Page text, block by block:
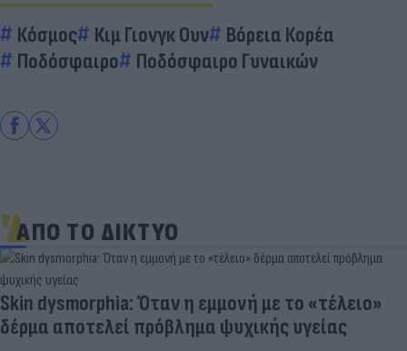
Κόσμος Κιμ Γιονγκ Ουν
Βόρεια Κορέα
Ποδόσφαιρο
Ποδόσφαιρο Γυναικών
ΑΠΟ ΤΟ ΔΙΚΤΥΟ
Skin dysmorphia: Όταν η εμμονή με το «τέλειο»
δέρμα αποτελεί πρόβλημα ψυχικής υγείας